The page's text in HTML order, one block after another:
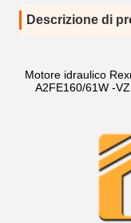
Descrizione di
Motore idraulico
A2FE160/61W -